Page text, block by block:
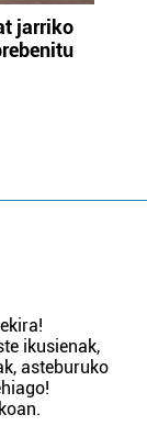
jarriko
ikusienak,
asteburuko